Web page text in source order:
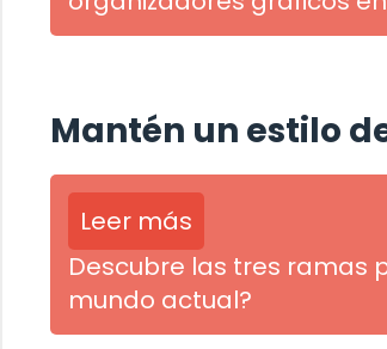
Mantén un estilo
Leer más
Descubre las tres ramas
mundo actual?